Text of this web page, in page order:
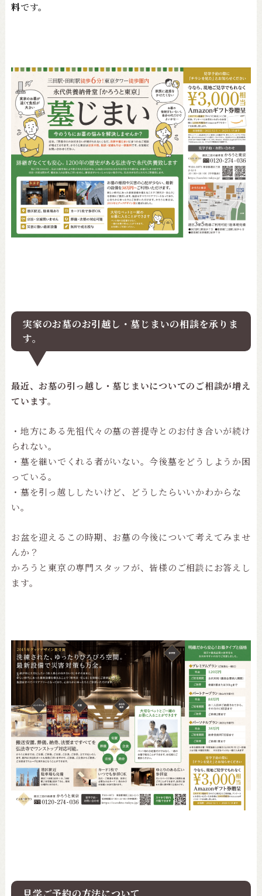
料です。
実家のお墓のお引越し・墓じまいの相談を承りま
す。
最近、お墓の引っ越し・墓じまいについてのご相談が増え
ています。
・地方にある先祖代々の墓の菩提寺とのお付き合いが続け
られない。
・墓を継いでくれる者がいない。今後墓をどうしようか困
っている。
・墓を引っ越ししたいけど、どうしたらいいかわからな
い。
お盆を迎えるこの時期、お墓の今後について考えてみませ
んか？
かろうと東京の専門スタッフが、皆様のご相談にお答えし
ます。